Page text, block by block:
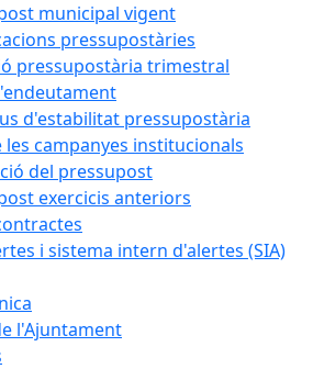
municipal vigent
pressupostàries
pressupostària trimestral
d'estabilitat pressupostària
les campanyes institucionals
del pressupost
exercicis anteriors
i sistema intern d'alertes (SIA)
l'Ajuntament